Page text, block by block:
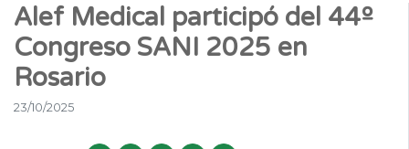
Alef Medical participó del 44º
Congreso SANI 2025 en
Rosario
23/10/2025